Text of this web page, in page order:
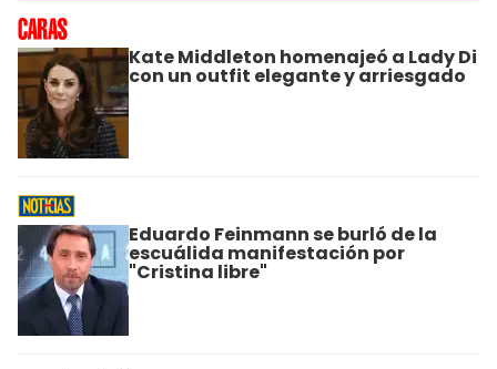
Kate Middleton homenajeó a Lady Di
con un outfit elegante y arriesgado
Eduardo Feinmann se burló de la
escuálida manifestación por
"Cristina libre"